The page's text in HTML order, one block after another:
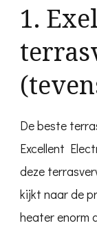
1.
De beste
Excellent
deze
kijkt naar de
heater enorm